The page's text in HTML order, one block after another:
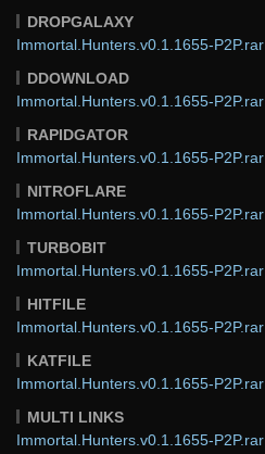
DROPGALAXY
Immortal.Hunters.v0.1.1655-P2P.rar
DDOWNLOAD
Immortal.Hunters.v0.1.1655-P2P.rar
RAPIDGATOR
Immortal.Hunters.v0.1.1655-P2P.rar
NITROFLARE
Immortal.Hunters.v0.1.1655-P2P.rar
TURBOBIT
Immortal.Hunters.v0.1.1655-P2P.rar
HITFILE
Immortal.Hunters.v0.1.1655-P2P.rar
KATFILE
Immortal.Hunters.v0.1.1655-P2P.rar
MULTI LINKS
Immortal.Hunters.v0.1.1655-P2P.rar